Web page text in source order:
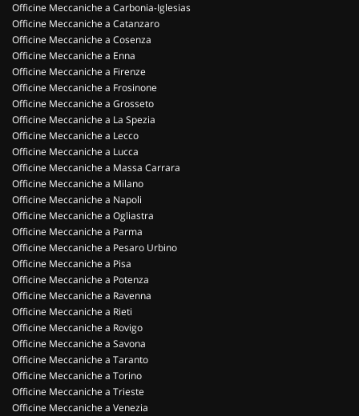
Officine Meccaniche a Carbonia-Iglesias
Officine Meccaniche a Catanzaro
Officine Meccaniche a Cosenza
Officine Meccaniche a Enna
Officine Meccaniche a Firenze
Officine Meccaniche a Frosinone
Officine Meccaniche a Grosseto
Officine Meccaniche a La Spezia
Officine Meccaniche a Lecco
Officine Meccaniche a Lucca
Officine Meccaniche a Massa Carrara
Officine Meccaniche a Milano
Officine Meccaniche a Napoli
Officine Meccaniche a Ogliastra
Officine Meccaniche a Parma
Officine Meccaniche a Pesaro Urbino
Officine Meccaniche a Pisa
Officine Meccaniche a Potenza
Officine Meccaniche a Ravenna
Officine Meccaniche a Rieti
Officine Meccaniche a Rovigo
Officine Meccaniche a Savona
Officine Meccaniche a Taranto
Officine Meccaniche a Torino
Officine Meccaniche a Trieste
Officine Meccaniche a Venezia